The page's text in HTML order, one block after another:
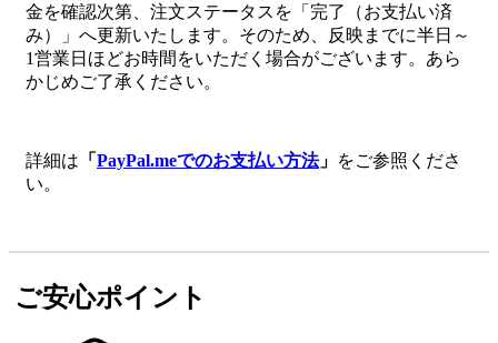
金を確認次第、注文ステータスを「完了（お支払い済
み）」へ更新いたします。そのため、反映までに半日～
1営業日ほどお時間をいただく場合がございます。あら
かじめご了承ください。
詳細は 「 PayPal.meでのお支払い方法」 をご参照くださ
い。
ご安心ポイント